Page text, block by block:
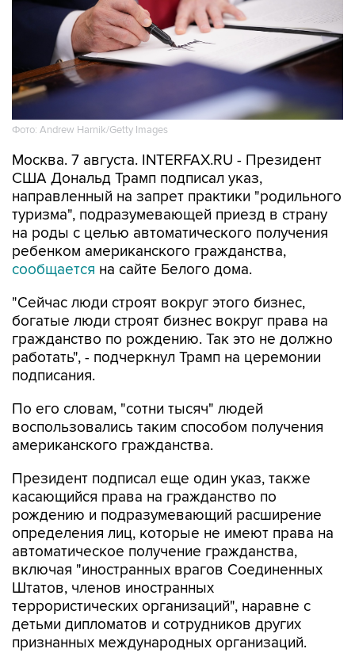
Фото: Andrew Harnik/Getty Images
Москва. 7 августа. INTERFAX.RU - Президент
США Дональд Трамп подписал указ,
направленный на запрет практики "родильного
туризма", подразумевающей приезд в страну
на роды с целью автоматического получения
ребенком американского гражданства,
сообщается на сайте Белого дома.
"Сейчас люди строят вокруг этого бизнес,
богатые люди строят бизнес вокруг права на
гражданство по рождению. Так это не должно
работать", - подчеркнул Трамп на церемонии
подписания.
По его словам, "сотни тысяч" людей
воспользовались таким способом получения
американского гражданства.
Президент подписал еще один указ, также
касающийся права на гражданство по
рождению и подразумевающий расширение
определения лиц, которые не имеют права на
автоматическое получение гражданства,
включая "иностранных врагов Соединенных
Штатов, членов иностранных
террористических организаций", наравне с
детьми дипломатов и сотрудников других
признанных международных организаций.